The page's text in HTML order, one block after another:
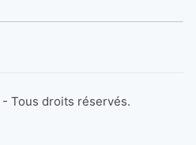
- Tous droits réservés.